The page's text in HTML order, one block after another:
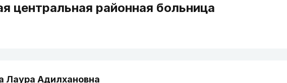
центральная районная больница
Лаура Адилхановна